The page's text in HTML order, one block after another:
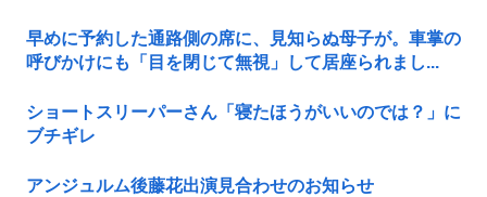
早めに予約した通路側の席に、見知らぬ母子が。車掌の
呼びかけにも「目を閉じて無視」して居座られまし...
ショートスリーパーさん「寝たほうがいいのでは？」に
ブチギレ
アンジュルム後藤花出演見合わせのお知らせ